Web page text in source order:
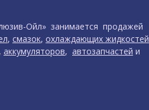
Ойл» занимается продажей
, смазок, охлаждающих жидкостей
, аккумуляторов, автозапчастей и